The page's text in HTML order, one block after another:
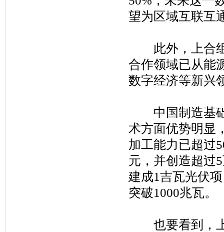
望为区域互联互
此外，上合组
合作领域已从能
数字经济等新兴
中国制造基础
术方面优势明显
加工能力已超过
元，并创造超过
建成1吉瓦光伏
突破1000兆瓦。
也要看到，上